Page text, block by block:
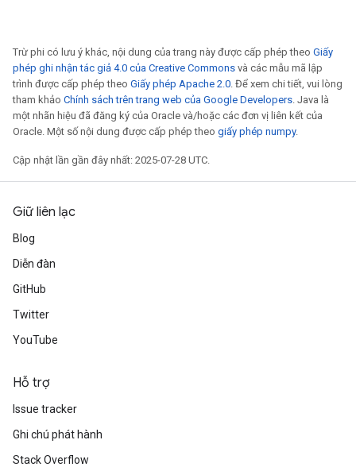
Trừ phi có lưu ý khác, nội dung của trang này được cấp phép theo Giấy
phép ghi nhận tác giả 4.0 của Creative Commons và các mẫu mã lập
trình được cấp phép theo Giấy phép Apache 2.0. Để xem chi tiết, vui lòng
tham khảo Chính sách trên trang web của Google Developers. Java là
một nhãn hiệu đã đăng ký của Oracle và/hoặc các đơn vị liên kết của
Oracle. Một số nội dung được cấp phép theo giấy phép numpy.
Cập nhật lần gần đây nhất: 2025-07-28 UTC.
Giữ liên lạc
Blog
Diễn đàn
GitHub
Twitter
YouTube
Hỗ trợ
Issue tracker
Ghi chú phát hành
Stack Overflow